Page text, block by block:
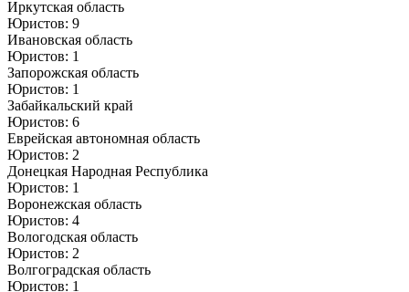
Иркутская область
Юристов: 9
Ивановская область
Юристов: 1
Запорожская область
Юристов: 1
Забайкальский край
Юристов: 6
Еврейская автономная область
Юристов: 2
Донецкая Народная Республика
Юристов: 1
Воронежская область
Юристов: 4
Вологодская область
Юристов: 2
Волгоградская область
Юристов: 1